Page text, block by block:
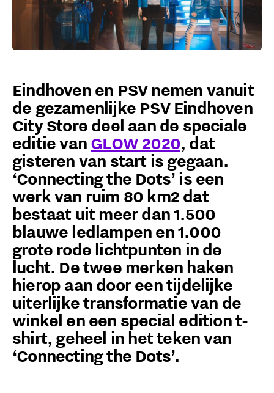
Eindhoven en PSV nemen vanuit
de gezamenlijke PSV Eindhoven
City Store deel aan de speciale
editie van GLOW 2020, dat
gisteren van start is gegaan.
‘Connecting the Dots’ is een
werk van ruim 80 km2 dat
bestaat uit meer dan 1.500
blauwe ledlampen en 1.000
grote rode lichtpunten in de
lucht. De twee merken haken
hierop aan door een tijdelijke
uiterlijke transformatie van de
winkel en een special edition t-
shirt, geheel in het teken van
‘Connecting the Dots’.